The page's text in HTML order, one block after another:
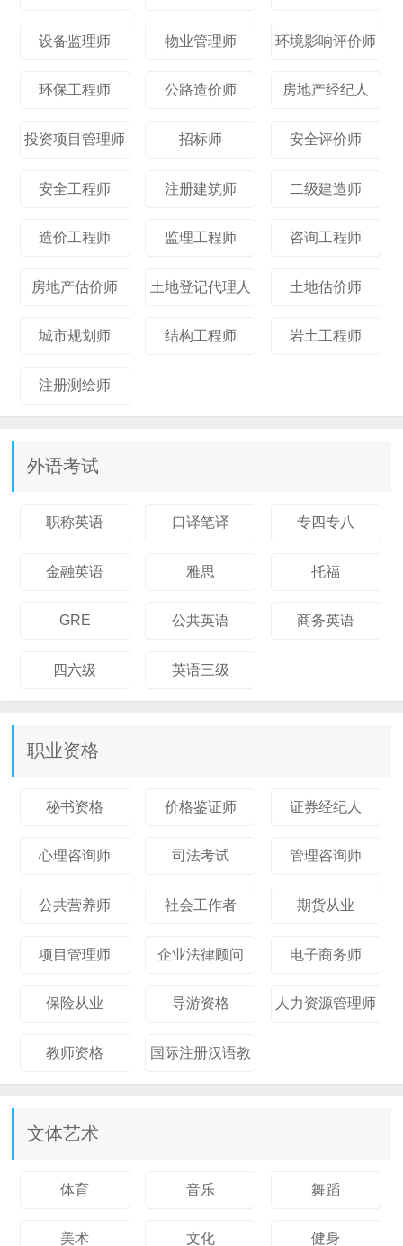
设备监理师 物业管理师 环境影响评价师
环保工程师 公路造价师 房地产经纪人
投资项目管理师 招标师 安全评价师
安全工程师 注册建筑师 二级建造师
造价工程师 监理工程师 咨询工程师
房地产估价师 土地登记代理人 土地估价师
城市规划师 结构工程师 岩土工程师
注册测绘师
外语考试
职称英语 口译笔译 专四专八
金融英语 雅思 托福
GRE 公共英语 商务英语
四六级 英语三级
职业资格
秘书资格 价格鉴证师 证券经纪人
心理咨询师 司法考试 管理咨询师
公共营养师 社会工作者 期货从业
项目管理师 企业法律顾问 电子商务师
保险从业 导游资格 人力资源管理师
教师资格 国际注册汉语教
师
文体艺术
体育 音乐 舞蹈
美术 文化 健身